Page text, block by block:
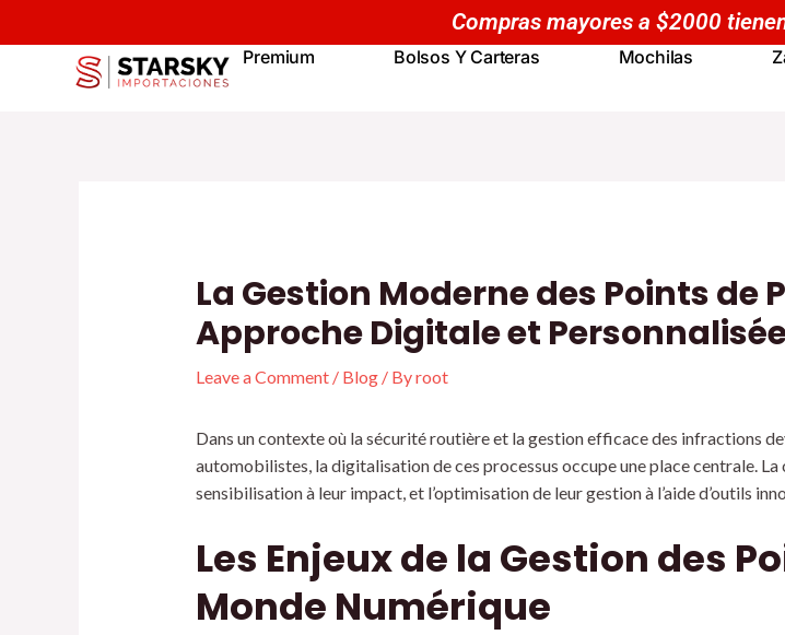
to
Compras mayores a $5000
Premium Bolsos Y Carteras Mochilas
La Gestion Moderne des Points de
Approche Digitale et
Leave a Comment / Blog/ Byroot
Dans un contexte où la sécurité routière et la gestion efficace des infractions
automobilistes, la digitalisation de ces processus occupe une place centrale.
sensibilisation à leur impact, et l’optimisation de leur gestion à l’aide d’outils
Les Enjeux de la Gestion des
Monde Numérique
de
entradas